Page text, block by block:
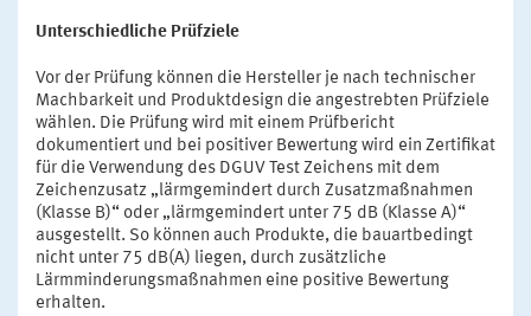
Unterschiedliche Prüfziele
Vor der Prüfung können die Hersteller je nach technischer
Machbarkeit und Produktdesign die angestrebten Prüfziele
wählen. Die Prüfung wird mit einem Prüfbericht
dokumentiert und bei positiver Bewertung wird ein Zertifikat
für die Verwendung des DGUV Test Zeichens mit dem
Zeichenzusatz „lärmgemindert durch Zusatzmaßnahmen
(Klasse B)“ oder „lärmgemindert unter 75 dB (Klasse A)“
ausgestellt. So können auch Produkte, die bauartbedingt
nicht unter 75 dB(A) liegen, durch zusätzliche
Lärmminderungsmaßnahmen eine positive Bewertung
erhalten.